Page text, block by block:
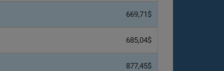
669,71$
685,04$
877,45$